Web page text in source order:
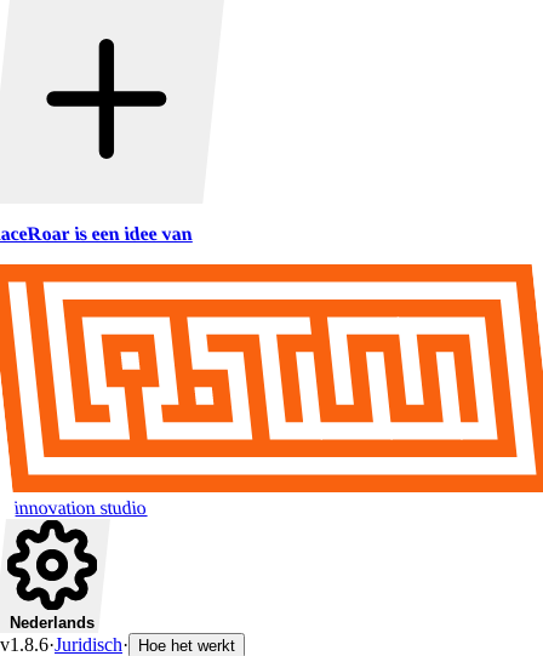
is een idee van
innovation studio
Nederlands
v1.8.6·Juridisch· Hoe het werkt